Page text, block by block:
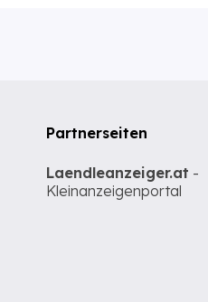
Partnerseiten
Laendleanzeiger.at -
Kleinanzeigenportal